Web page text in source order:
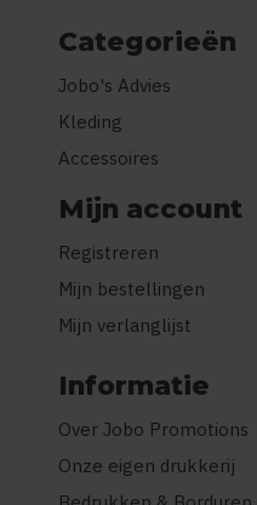
Categorieën
Jobo's Advies
Kleding
Accessoires
Mijn account
Registreren
Mijn bestellingen
Mijn verlanglijst
Informatie
Over Jobo Promotions
Onze eigen drukkerij